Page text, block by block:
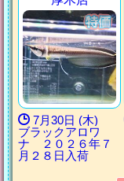
7月30日 (木)
ブラックアロワ
ナ ２０２６年７
月２８日入荷